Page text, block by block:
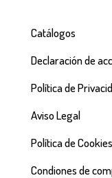
Catálogos
Declaración de
Política de
Aviso Legal
Política de Cookies
Condiones de